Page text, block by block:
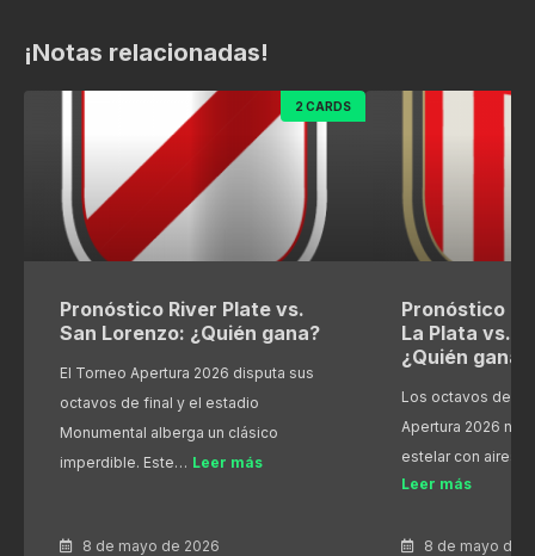
¡Notas relacionadas!
2 CARDS
Pronóstico River Plate vs.
San Lorenzo: ¿Quién gana?
El Torneo Apertura 2026 disputa sus
octavos de final y el estadio
Monumental alberga un clásico
imperdible. Este… Leer más
8 de mayo de 2026
Pronóstico
La Plata vs.
¿Quién gana?
Los octavos de
Apertura 2026
estelar con aires
Leer más
8 de mayo de